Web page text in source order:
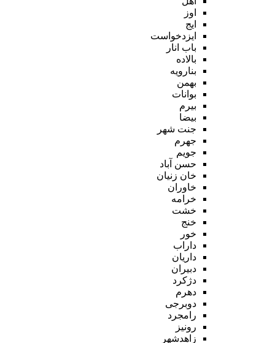
اوز
ایج
ایزدخواست
باب انار
بالاده
بنارویه
بهمن
بوانات
بیرم
بیضا
جنت شهر
جهرم
جویم
حسن آباد
خان زنیان
خاوران
خرامه
خشت
خنج
خور
داراب
داریان
دبیران
دژکرد
دهرم
دوبرجی
رامجرد
رونیز
زاهدشهر